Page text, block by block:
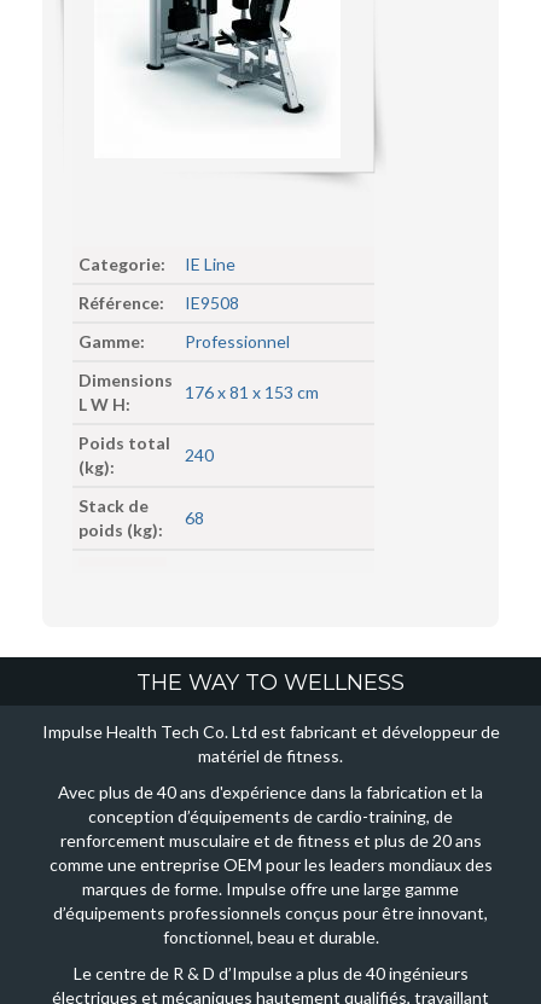
Categorie:
IE Line
Référence:
IE9508
Gamme:
Professionnel
Dimensions
L W H:
176 x 81 x 153 cm
Poids total
(kg):
240
Stack de
poids (kg):
68
THE WAY TO WELLNESS
Impulse Health Tech Co. Ltd est fabricant et développeur de
matériel de fitness.
Avec plus de 40 ans d'expérience dans la fabrication et la
conception d’équipements de cardio-training, de
renforcement musculaire et de fitness et plus de 20 ans
comme une entreprise OEM pour les leaders mondiaux des
marques de forme. Impulse offre une large gamme
d’équipements professionnels conçus pour être innovant,
fonctionnel, beau et durable.
Le centre de R & D d’Impulse a plus de 40 ingénieurs
électriques et mécaniques hautement qualifiés, travaillant